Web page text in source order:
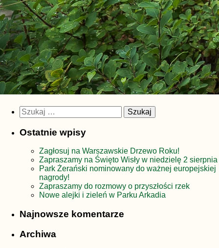
Szukaj:
Ostatnie wpisy
Zagłosuj na Warszawskie Drzewo Roku!
Zapraszamy na Święto Wisły w niedzielę 2 sierpnia
Park Żerański nominowany do ważnej europejskiej
nagrody!
Zapraszamy do rozmowy o przyszłości rzek
Nowe alejki i zieleń w Parku Arkadia
Najnowsze komentarze
Archiwa